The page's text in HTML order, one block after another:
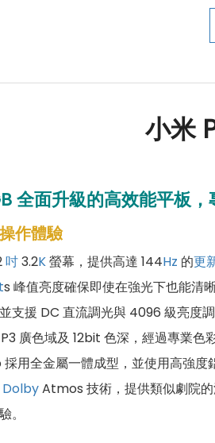
小米
全面升級的高效能平板，
作體驗
吋3.2K螢幕，提供高達 144Hz 的更
s 峰值亮度確保即使在強光下也能清
支援 DC 直流調光與 4096 級亮度
廣色域及 12bit 色深，經過專業色
用全金屬一體成型，並使用高強
DolbyAtmos 技術，提供類似劇院
。